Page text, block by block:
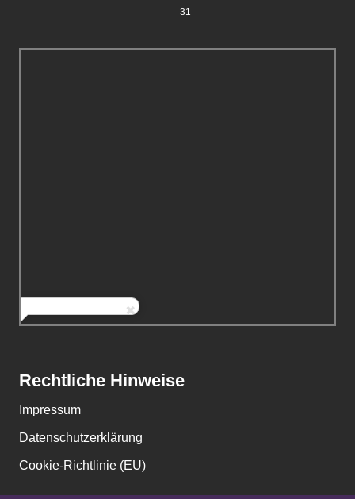
31
Rechtliche Hinweise
Impressum
Datenschutzerklärung
Cookie-Richtlinie (EU)